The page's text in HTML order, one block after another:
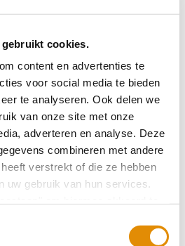
cookies.
content en advertenties te
voor social media te bieden
te analyseren. Ook delen we
van onze site met onze
adverteren en analyse. Deze
combineren met andere
verstrekt of die ze hebben
uw gebruik van hun services.
u meer lezen over onze
er de mogelijkheid om een
Volgens Marmarosh & Van
in Heirbaut, 2016) is
nodig om psychologische
creëren. Psychologische
comfortabel te voelen in het
met je teamleden.